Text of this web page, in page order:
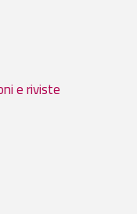
e riviste